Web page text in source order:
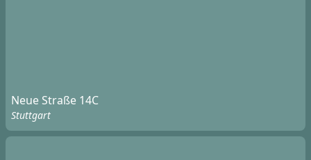
Neue Straße 14C
Stuttgart